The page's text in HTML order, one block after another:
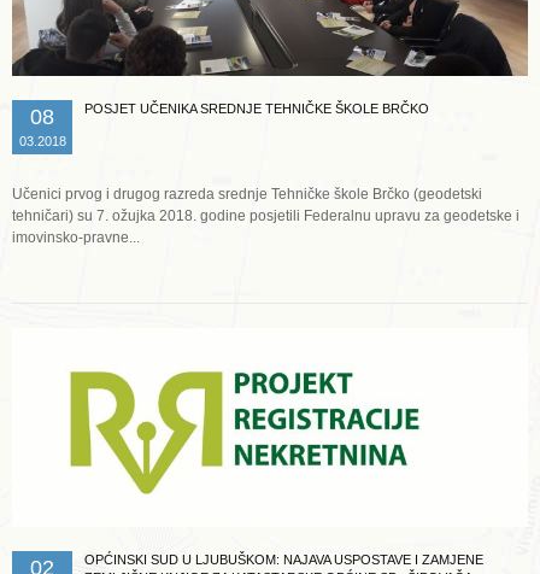
08
03.2018
POSJET UČENIKA SREDNJE TEHNIČKE ŠKOLE BRČKO
Učenici prvog i drugog razreda srednje Tehničke škole Brčko (geodetski
tehničari) su 7. ožujka 2018. godine posjetili Federalnu upravu za geodetske i
imovinsko-pravne...
02
OPĆINSKI SUD U LJUBUŠKOM: NAJAVA USPOSTAVE I ZAMJENE